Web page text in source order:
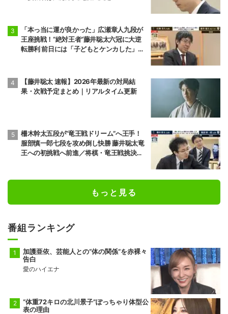
「本っ当に運が良かった」広瀬章人九段が
王座挑戦！“絶対王者”藤井聡太六冠に大逆
転勝利 前日には「子どもとケンカした」パ
【藤井聡太 速報】2026年最新の対局結
果・次戦予定まとめ｜リアルタイム更新
柵木幹太五段が“竜王戦ドリーム”へ王手！
服部慎一郎七段を攻め倒し快勝 藤井聡太竜
王への初挑戦へ前進／将棋・竜王戦挑決第1
もっと見る
番組ランキング
加護亜依、芸能人との“体の関係”を赤裸々
告白
愛のハイエナ
“体重72キロの北川景子”ぽっちゃり体型公
表の理由